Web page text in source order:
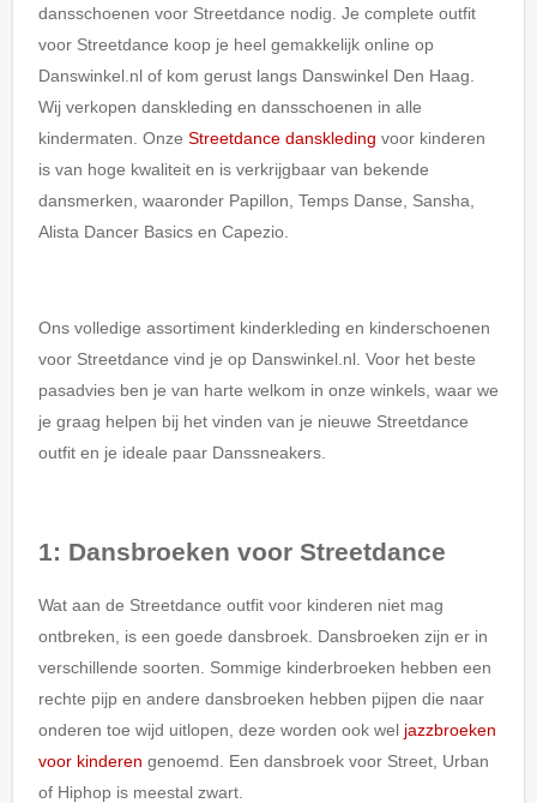
dansschoenen voor Streetdance nodig. Je complete outfit
voor Streetdance koop je heel gemakkelijk online op
Danswinkel.nl of kom gerust langs Danswinkel Den Haag.
Wij verkopen danskleding en dansschoenen in alle
kindermaten. Onze Streetdance danskleding voor kinderen
is van hoge kwaliteit en is verkrijgbaar van bekende
dansmerken, waaronder Papillon, Temps Danse, Sansha,
Alista Dancer Basics en Capezio.
Ons volledige assortiment kinderkleding en kinderschoenen
voor Streetdance vind je op Danswinkel.nl. Voor het beste
pasadvies ben je van harte welkom in onze winkels, waar we
je graag helpen bij het vinden van je nieuwe Streetdance
outfit en je ideale paar Danssneakers.
1: Dansbroeken voor Streetdance
Wat aan de Streetdance outfit voor kinderen niet mag
ontbreken, is een goede dansbroek. Dansbroeken zijn er in
verschillende soorten. Sommige kinderbroeken hebben een
rechte pijp en andere dansbroeken hebben pijpen die naar
onderen toe wijd uitlopen, deze worden ook wel jazzbroeken
voor kinderen genoemd. Een dansbroek voor Street, Urban
of Hiphop is meestal zwart.